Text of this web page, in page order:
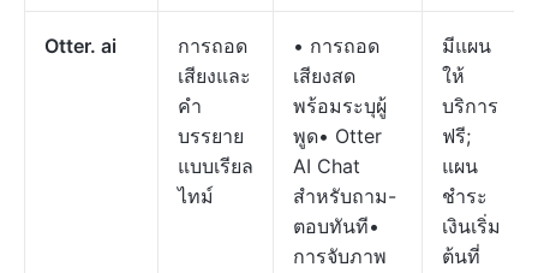
Otter. ai
การถอด
เสียงและ
คำ
บรรยาย
แบบเรียล
ไทม์
• การถอด
เสียงสด
พร้อมระบุผู้
พูด• Otter
AI Chat
สำหรับถาม-
ตอบทันที•
การจับภาพ
มีแผน
ให้
บริการ
ฟรี;
แผน
ชำระ
เงินเริ่ม
ต้นที่